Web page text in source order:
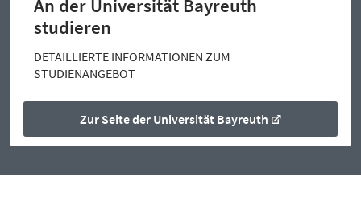
An der Universität Bayreuth
studieren
DETAILLIERTE INFORMATIONEN ZUM
STUDIENANGEBOT
Zur Seite der Universität Bayreuth